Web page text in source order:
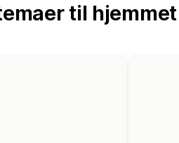
til hjemmet